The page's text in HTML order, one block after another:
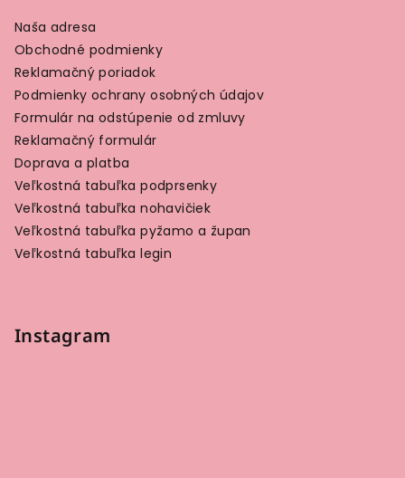
Naša adresa
Obchodné podmienky
Reklamačný poriadok
Podmienky ochrany osobných údajov
Formulár na odstúpenie od zmluvy
Reklamačný formulár
Doprava a platba
Veľkostná tabuľka podprsenky
Veľkostná tabuľka nohavičiek
Veľkostná tabuľka pyžamo a župan
Veľkostná tabuľka legin
Instagram